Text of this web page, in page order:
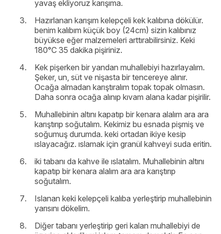
yavaş ekliyoruz karışıma.
Hazırlanan karışım kelepçeli kek kalıbına dökülür.
benim kalıbım küçük boy (24cm) sizin kalıbınız
büyükse eğer malzemeleri arttırabilirsiniz. Keki
180°C 35 dakika pişiriniz.
Kek pişerken bir yandan muhallebiyi hazırlayalım.
Şeker, un, süt ve nişasta bir tencereye alınır.
Ocağa almadan karıştıralım topak topak olmasın.
Daha sonra ocağa alınıp kıvam alana kadar pişirilir.
Muhallebinin altını kapatıp bir kenara alalım ara ara
karıştırıp soğutalım. Kekimiz bu esnada pişmiş ve
soğumuş durumda. keki ortadan ikiye kesip
ıslayacağız. ıslamak için granül kahveyi suda eritin.
iki tabanı da kahve ile ıslatalım. Muhallebinin altını
kapatıp bir kenara alalım ara ara karıştırıp
soğutalım.
Islanan keki kelepçeli kalıba yerleştirip muhallebinin
yarısını dökelim.
Diğer tabanı yerleştirip geri kalan muhallebiyi de